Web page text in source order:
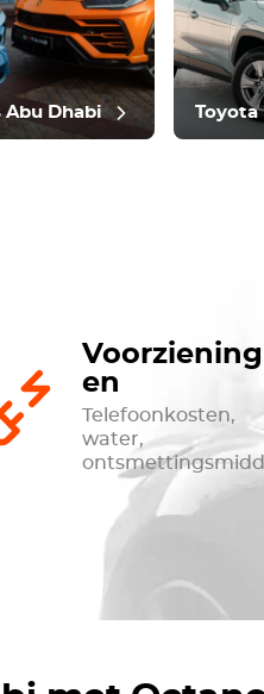
Dhabi Toyota
Voorziening
en
Telefoonkosten,
water,